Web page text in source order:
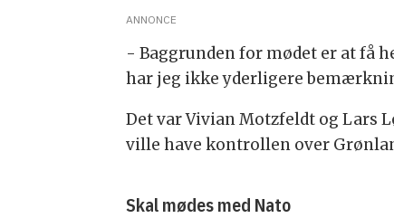
ANNONCE
- Baggrunden for mødet er at få
har jeg ikke yderligere
Det var Vivian Motzfeldt og Lars
ville have kontrollen over
Skal mødes med Nato